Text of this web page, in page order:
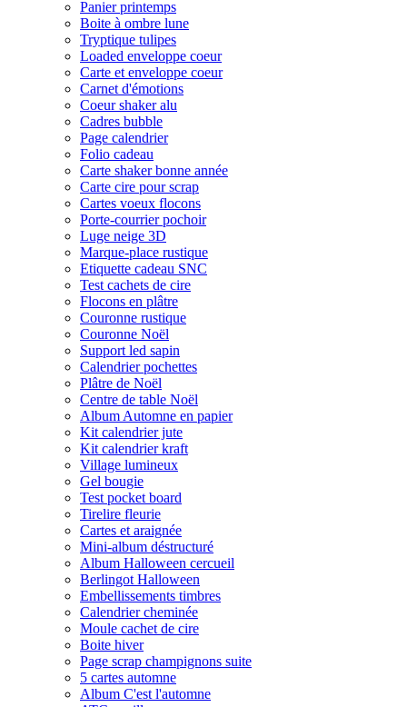
Panier printemps
Boite à ombre lune
Tryptique tulipes
Loaded enveloppe coeur
Carte et enveloppe coeur
Carnet d'émotions
Coeur shaker alu
Cadres bubble
Page calendrier
Folio cadeau
Carte shaker bonne année
Carte cire pour scrap
Cartes voeux flocons
Porte-courrier pochoir
Luge neige 3D
Marque-place rustique
Etiquette cadeau SNC
Test cachets de cire
Flocons en plâtre
Couronne rustique
Couronne Noël
Support led sapin
Calendrier pochettes
Plâtre de Noël
Centre de table Noël
Album Automne en papier
Kit calendrier jute
Kit calendrier kraft
Village lumineux
Gel bougie
Test pocket board
Tirelire fleurie
Cartes et araignée
Mini-album déstructuré
Album Halloween cercueil
Berlingot Halloween
Embellissements timbres
Calendrier cheminée
Moule cachet de cire
Boite hiver
Page scrap champignons suite
5 cartes automne
Album C'est l'automne